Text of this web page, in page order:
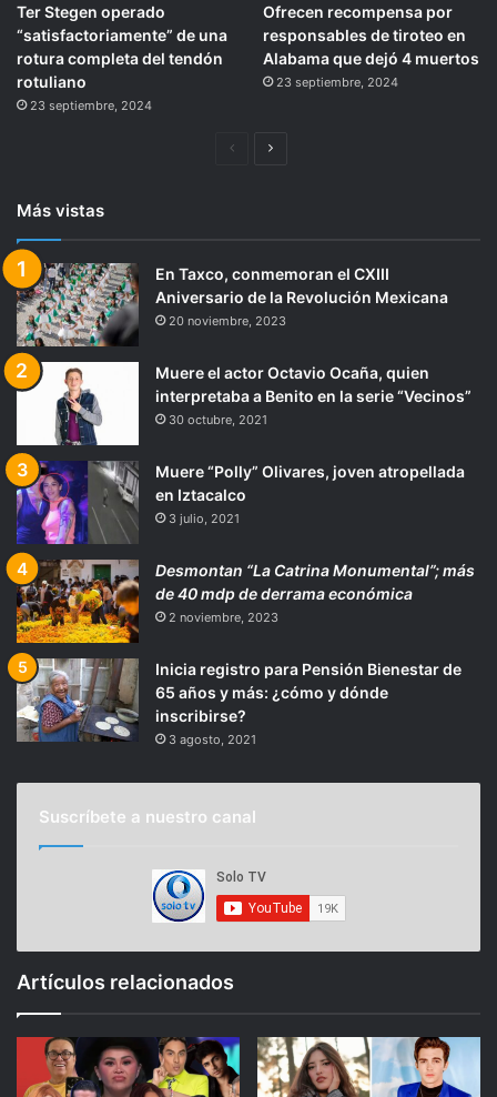
Ter Stegen operado
“satisfactoriamente” de una
rotura completa del tendón
rotuliano
23 septiembre, 2024
Ofrecen recompensa por
responsables de tiroteo en
Alabama que dejó 4 muertos
23 septiembre, 2024
PáginaSiguiente
Más vistas
En Taxco, conmemoran el CXIII
Aniversario de la Revolución Mexicana
20 noviembre, 2023
Muere el actor Octavio Ocaña, quien
interpretaba a Benito en la serie “Vecinos”
30 octubre, 2021
Muere “Polly” Olivares, joven atropellada
en Iztacalco
3 julio, 2021
Desmontan “La Catrina Monumental”; más
de 40 mdp de derrama económica
2 noviembre, 2023
Inicia registro para Pensión Bienestar de
65 años y más: ¿cómo y dónde
inscribirse?
3 agosto, 2021
Suscríbete a nuestro canal
Artículos relacionados